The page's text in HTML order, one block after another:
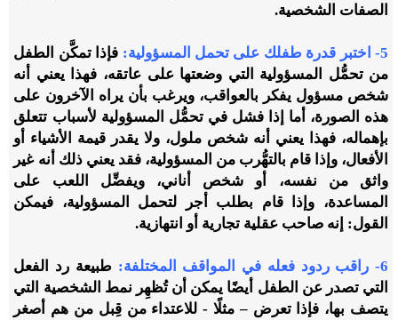
الصفات الشخصية.
5- اختبر قدرة طفلك على تحمل المسؤولية : فإذا تمكَّن الطفل
منتحمُّل المسؤولية التي وضعتها على عاتقه، فهذا يعني أنه
شخص مسؤول يفكر بالعواقب، ويرغب بأن يراه الآخرون على
هذه الصورة، أما إذا فشل في تحمُّل المسؤولية لأسباب تتعلق
بإهماله، فهذا يعني أنه شخص ملول، ولا يقدر قيمة الأشياء أو
الأفعال، وإذا قام بالتهُّرب من المسؤولية، فقد يعني ذلك أنه غير
واثق من نفسه، أو شخص أناني، ويفضِّل اللعب على
المساعدة، وإذا قام بطلب أجر لتحمل المسؤولية، فيمكن
القول: إنه صاحب عقلية تجارية أو انتهازية.
6- راقب ردود فعله في المواقف المختلفة : طبيعة رد الفعل
التي تصدر عن الطفل أيضًا يمكن أن تُظهِر نمط الشخصية التي
يتصف بها، فإذا تعرض – مثلًا - للاعتداء من قِبل من هم أصغر